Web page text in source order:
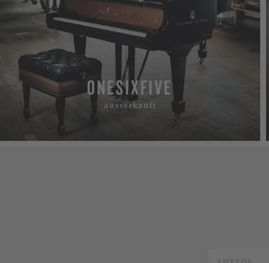
ONESIXFIVE
ausverkauft